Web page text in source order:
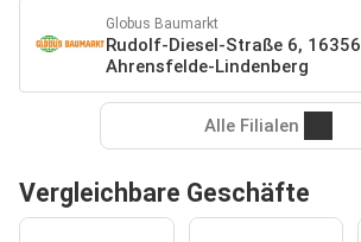
Globus Baumarkt
Rudolf-Diesel-Straße 6, 16356
Ahrensfelde-Lindenberg
Alle Filialen
Vergleichbare Geschäfte